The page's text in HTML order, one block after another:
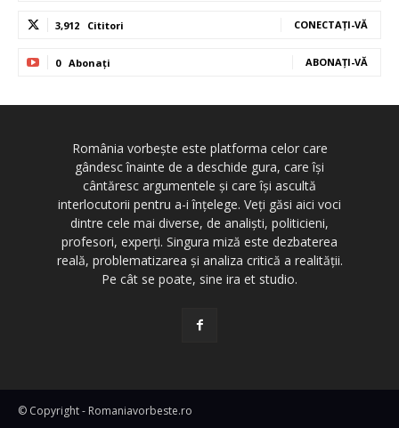
3,912 Cititori CONECTAȚI-VĂ
0 Abonați ABONAȚI-VĂ
România vorbește este platforma celor care
gândesc înainte de a deschide gura, care își
cântăresc argumentele și care își ascultă
interlocutorii pentru a-i înțelege. Veți găsi aici voci
dintre cele mai diverse, de analiști, politicieni,
profesori, experți. Singura miză este dezbaterea
reală, problematizarea și analiza critică a realității.
Pe cât se poate, sine ira et studio.
© Copyright - Romaniavorbeste.ro